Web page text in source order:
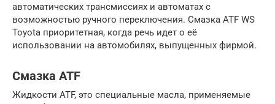
автоматических трансмиссиях и автоматах с
возможностью ручного переключения. Смазка ATF WS
Toyota приоритетная, когда речь идет о её
использовании на автомобилях, выпущенных фирмой.
Смазка ATF
Жидкости ATF, это специальные масла, применяемые